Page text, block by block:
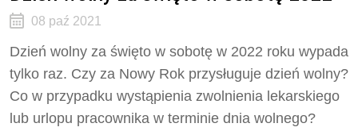
08 paź 2021
Dzień wolny za święto w sobotę w 2022 roku wypada
tylko raz. Czy za Nowy Rok przysługuje dzień wolny?
Co w przypadku wystąpienia zwolnienia lekarskiego
lub urlopu pracownika w terminie dnia wolnego?